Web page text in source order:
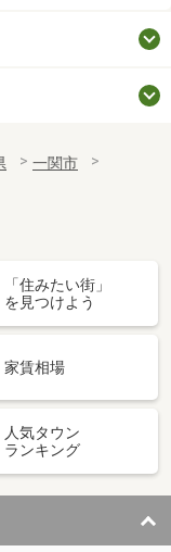
一関市
「住みたい街」
を見つけよう
家賃相場
人気タウン
ランキング